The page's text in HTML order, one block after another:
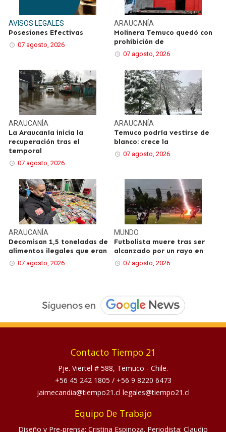
AVISOS LEGALES
Posesiones Efectivas
07 agosto, 2026
ARAUCANÍA
Molinera Temuco quedó con
prohibición de
07 agosto, 2026
ARAUCANÍA
La Araucanía inicia la
recuperación tras el
temporal
07 agosto, 2026
ARAUCANÍA
Temuco podría vestirse de
blanco: crece la
07 agosto, 2026
ARAUCANÍA
Decomisan 1,5 toneladas de
alimentos ilegales que eran
07 agosto, 2026
MUNDO
Futbolista muere tras ser
alcanzado por un rayo en
07 agosto, 2026
Contacto Tiempo 21
Pje. Viertel # 588, Temuco - Chile.
+56 45 242 1805 / +56 9 8220 6473
jaimecandia@tiempo21.cl legales@tiempo21.cl
Equipo De Trabajo
Diseño y Pre-prensa: Cristina Espinoza. Periodista: Claudio